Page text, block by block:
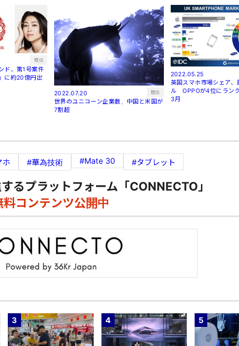
短信
ド、第1号案件
に約20億円出
2022.07.20
短信
世界のユニコーン企業数、中国と米国が
7割超
2022.05.25
英国スマホ市場シェア、
ル OPPOが4位にラン
3月
ホ #華為技術 #Mate 30 #タブレット
るプラットフォーム「CONNECTO」
料コンテンツ公開中
3 4 5